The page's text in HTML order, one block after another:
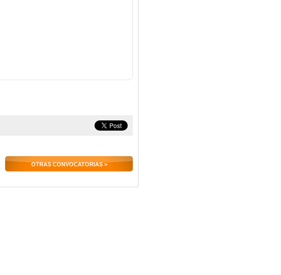
OTRAS CONVOCATORIAS >